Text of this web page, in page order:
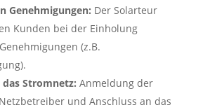
Genehmigungen: Der Solarteur
Kunden bei der Einholung
(z.B.
Stromnetz: Anmeldung der
und Anschluss an das